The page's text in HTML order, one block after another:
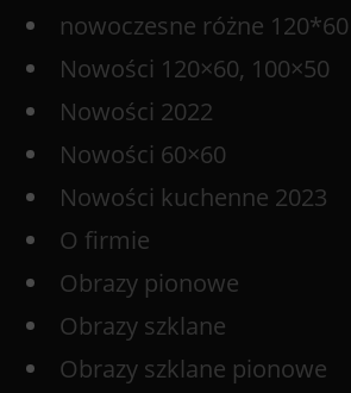
nowoczesne różne 120*60
Nowości 120×60, 100×50
Nowości 2022
Nowości 60×60
Nowości kuchenne 2023
O firmie
Obrazy pionowe
Obrazy szklane
Obrazy szklane pionowe